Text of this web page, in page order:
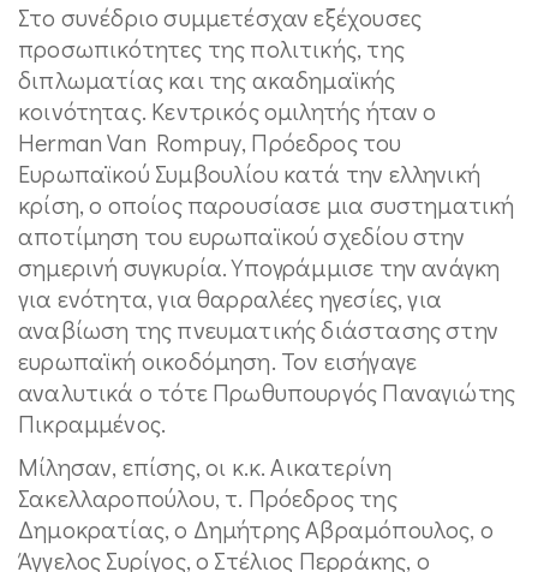
Στο συνέδριο συμμετέσχαν εξέχουσες
προσωπικότητες της πολιτικής, της
διπλωματίας και της ακαδημαϊκής
κοινότητας. Κεντρικός ομιλητής ήταν ο
Herman Van Rompuy, Πρόεδρος του
Ευρωπαϊκού Συμβουλίου κατά την ελληνική
κρίση, ο οποίος παρουσίασε μια συστηματική
αποτίμηση του ευρωπαϊκού σχεδίου στην
σημερινή συγκυρία. Υπογράμμισε την ανάγκη
για ενότητα, για θαρραλέες ηγεσίες, για
αναβίωση της πνευματικής διάστασης στην
ευρωπαϊκή οικοδόμηση. Τον εισήγαγε
αναλυτικά ο τότε Πρωθυπουργός Παναγιώτης
Πικραμμένος.
Μίλησαν, επίσης, οι κ.κ. Αικατερίνη
Σακελλαροπούλου, τ. Πρόεδρος της
Δημοκρατίας, ο Δημήτρης Αβραμόπουλος, ο
Άγγελος Συρίγος, ο Στέλιος Περράκης, ο